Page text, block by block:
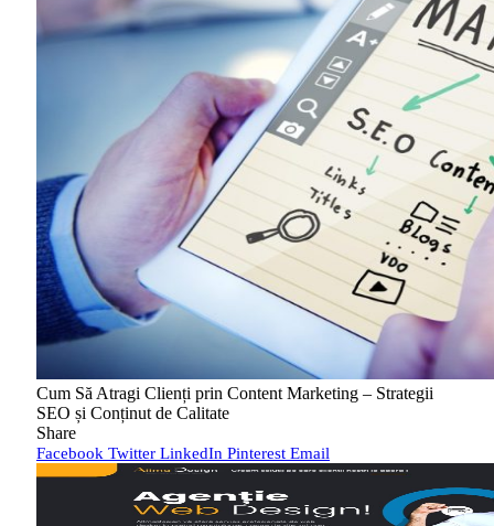
Cum Să Atragi Clienți prin Content Marketing – Strategii
SEO și Conținut de Calitate
Share
Facebook Twitter LinkedIn Pinterest Email